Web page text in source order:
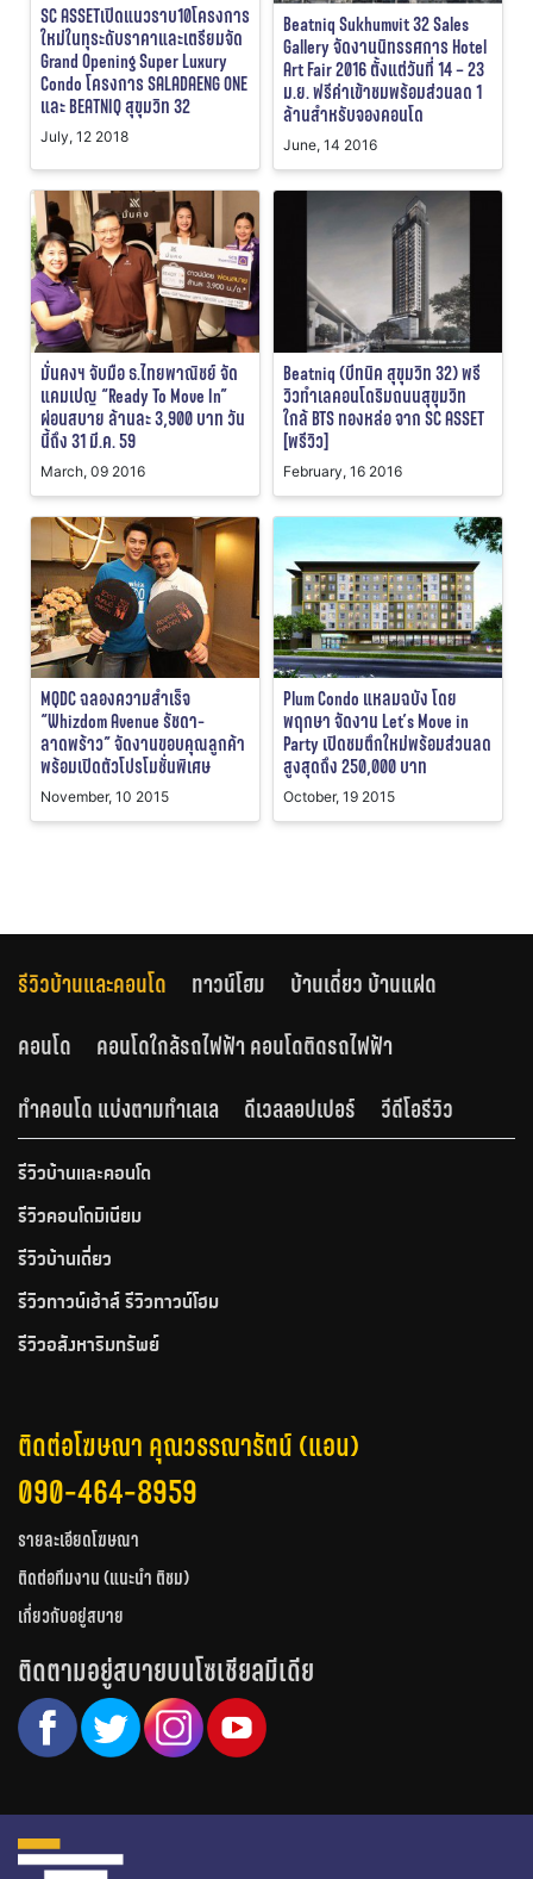
SC ASSETเปิดแนวราบ10โครงการ
ใหม่ในทุระดับราคาและเตรียมจัด
Grand Opening Super Luxury
Condo โครงการ SALADAENG ONE
และ BEATNIQ สุขุมวิท 32
July, 12 2018
Beatniq Sukhumvit 32 Sales
Gallery จัดงานนิทรรศการ Hotel
Art Fair 2016 ตั้งแต่วันที่ 14 – 23
ม.ย. ฟรีค่าเข้าชมพร้อมส่วนลด 1
ล้านสำหรับจองคอนโด
June, 14 2016
มั่นคงฯ จับมือ ธ.ไทยพาณิชย์ จัด
แคมเปญ “Ready To Move In”
ผ่อนสบาย ล้านละ 3,900 บาท วัน
นี้ถึง 31 มี.ค. 59
March, 09 2016
Beatniq (บีทนิค สุขุมวิท 32) พรี
วิวทำเลคอนโดริมถนนสุขุมวิท
ใกล้ BTS ทองหล่อ จาก SC ASSET
[พรีวิว]
February, 16 2016
MQDC ฉลองความสำเร็จ
“Whizdom Avenue รัชดา-
ลาดพร้าว” จัดงานขอบคุณลูกค้า
พร้อมเปิดตัวโปรโมชั่นพิเศษ
November, 10 2015
Plum Condo แหลมฉบัง โดย
พฤกษา จัดงาน Let’s Move in
Party เปิดชมตึกใหม่พร้อมส่วนลด
สูงสุดถึง 250,000 บาท
October, 19 2015
รีวิวบ้านและคอนโด ทาวน์โฮม
บ้านเดี่ยว บ้านแฝด
คอนโด
คอนโดใกล้รถไฟฟ้า คอนโดติดรถไฟฟ้า
ทำคอนโด แบ่งตามทำเลเล
ดีเวลลอปเปอร์ วีดีโอรีวิว
รีวิวบ้านและคอนโด
รีวิวคอนโดมิเนียม
รีวิวบ้านเดี่ยว
รีวิวทาวน์เฮ้าส์ รีวิวทาวน์โฮม
รีวิวอสังหาริมทรัพย์
ติดต่อโฆษณา คุณวรรณารัตน์ (แอน)
090-464-8959
รายละเอียดโฆษณา
ติดต่อทีมงาน (แนะนำ ติชม)
เกี่ยวกับอยู่สบาย
ติดตามอยู่สบายบนโซเชียลมีเดีย